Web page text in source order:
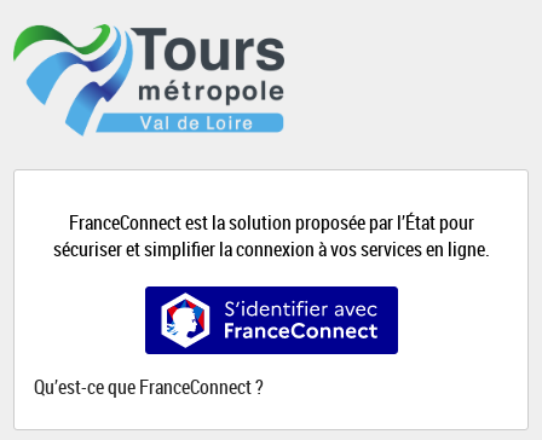
FranceConnect est la solution proposée par l’État pour
sécuriser et simplifier la connexion à vos services en ligne.
S’identifier avec FranceConnect
Qu’est-ce que FranceConnect ?